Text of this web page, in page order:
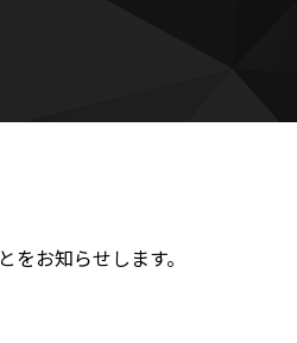
お知らせします。